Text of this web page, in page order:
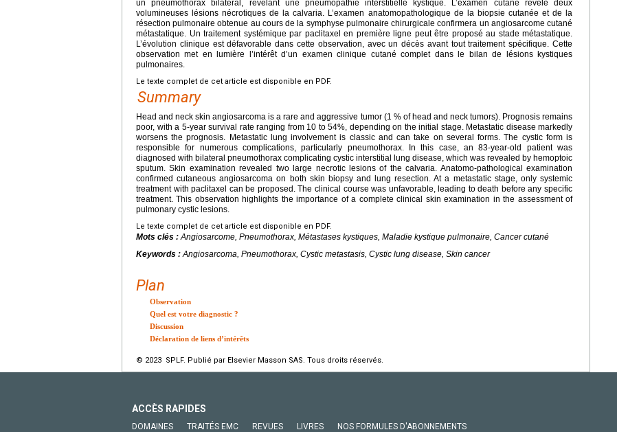
un pneumothorax bilatéral, révélant une pneumopathie interstitielle kystique. L’examen cutané révèle deux
volumineuses lésions nécrotiques de la calvaria. L’examen anatomopathologique de la biopsie cutanée et de la
résection pulmonaire obtenue au cours de la symphyse pulmonaire chirurgicale confirmera un angiosarcome cutané
métastatique. Un traitement systémique par paclitaxel en première ligne peut être proposé au stade métastatique.
L’évolution clinique est défavorable dans cette observation, avec un décès avant tout traitement spécifique. Cette
observation met en lumière l’intérêt d’un examen clinique cutané complet dans le bilan de lésions kystiques
pulmonaires.
Le texte complet de cet article est disponible en PDF.
Summary
Head and neck skin angiosarcoma is a rare and aggressive tumor (1 % of head and neck tumors). Prognosis remains
poor, with a 5-year survival rate ranging from 10 to 54%, depending on the initial stage. Metastatic disease markedly
worsens the prognosis. Metastatic lung involvement is classic and can take on several forms. The cystic form is
responsible for numerous complications, particularly pneumothorax. In this case, an 83-year-old patient was
diagnosed with bilateral pneumothorax complicating cystic interstitial lung disease, which was revealed by hemoptoic
sputum. Skin examination revealed two large necrotic lesions of the calvaria. Anatomo-pathological examination
confirmed cutaneous angiosarcoma on both skin biopsy and lung resection. At a metastatic stage, only systemic
treatment with paclitaxel can be proposed. The clinical course was unfavorable, leading to death before any specific
treatment. This observation highlights the importance of a complete clinical skin examination in the assessment of
pulmonary cystic lesions.
Le texte complet de cet article est disponible en PDF.
Mots clés : Angiosarcome, Pneumothorax, Métastases kystiques, Maladie kystique pulmonaire, Cancer cutané
Keywords : Angiosarcoma, Pneumothorax, Cystic metastasis, Cystic lung disease, Skin cancer
Plan
Observation
Quel est votre diagnostic ?
Discussion
Déclaration de liens d’intérêts
© 2023 SPLF. Publié par Elsevier Masson SAS. Tous droits réservés.
ACCÈS RAPIDES
DOMAINES TRAITÉS EMC REVUES LIVRES NOS FORMULES D'ABONNEMENTS